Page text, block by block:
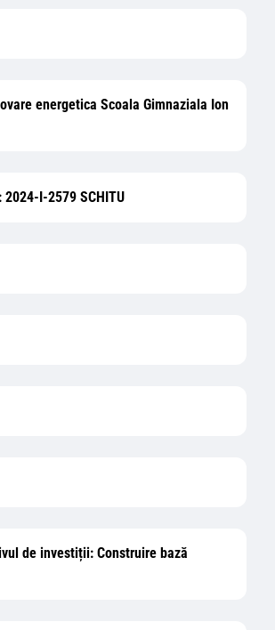
energetica Scoala Gimnaziala Ion
2024-I-2579 SCHITU
de investiții: Construire bază